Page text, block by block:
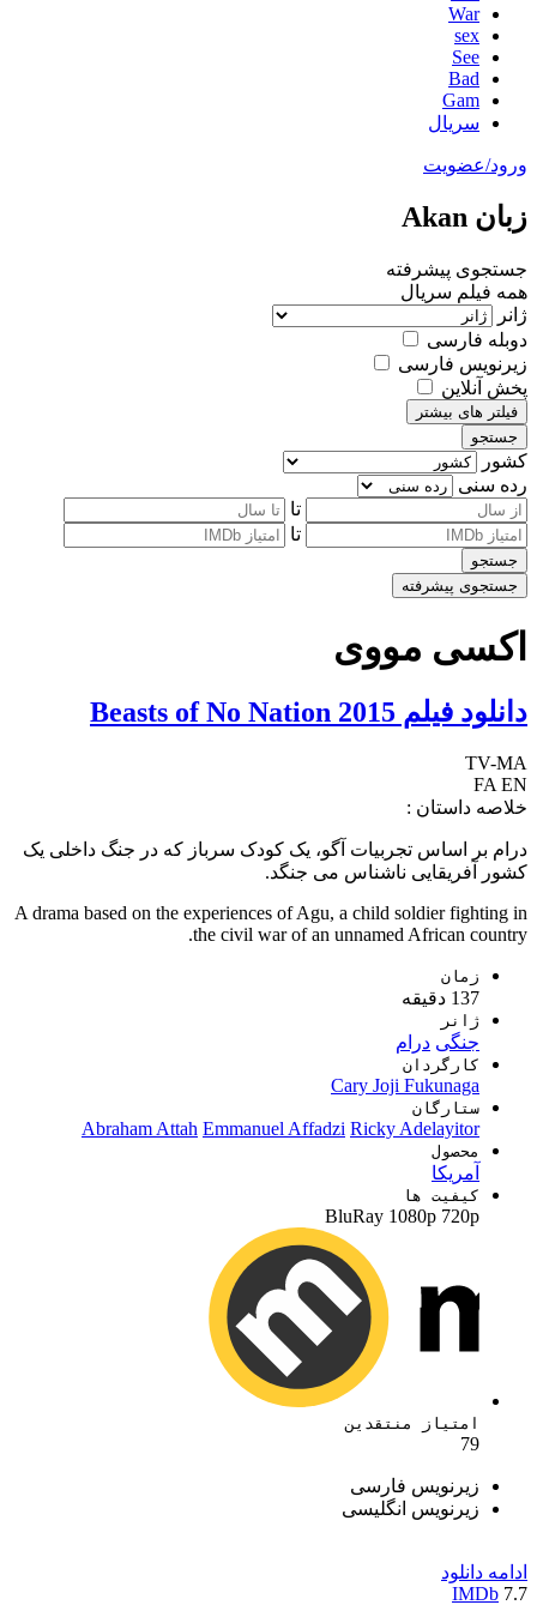
War
sex
See
Bad
Gam
سریال
ورود/عضویت
زبان Akan
جستجوی پیشرفته
همه فیلم سریال
ژانر
دوبله فارسی
زیرنویس فارسی
پخش آنلاین
فیلتر های بیشتر
جستجو
کشور
رده سنی
تا
تا
جستجو
جستجوی پیشرفته
اکسی مووی
دانلود فیلم Beasts of No Nation 2015
TV-MA
FA EN
خلاصه داستان :
درام بر اساس تجربیات آگو، یک کودک سرباز که در جنگ داخلی یک
کشور آفریقایی ناشناس می جنگد.
A drama based on the experiences of Agu, a child soldier fighting in
the civil war of an unnamed African country.
زمان
137 دقیقه
ژانر
جنگی درام
کارگردان
Cary Joji Fukunaga
ستارگان
Abraham Attah Emmanuel Affadzi Ricky Adelayitor
محصول
آمریکا
کیفیت ها
BluRay 1080p 720p
امتیاز منتقدین
79
زیرنویس فارسی
زیرنویس انگلیسی
ادامه دانلود
7.7
IMDb